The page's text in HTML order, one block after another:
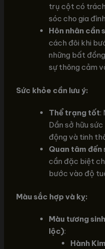
trụ cột có trách
sóc cho gia
Hôn nhân cần
cách đôi khi
những bất
sự thông cảm
Sức khỏe cần lưu ý:
Thể trạng tốt:
Dần sở hữu
động và tinh
Quan tâm
cần đặc biệt
bước vào độ
Màu sắc hợp và kỵ:
Màu tương
lộc):
Hành Kim